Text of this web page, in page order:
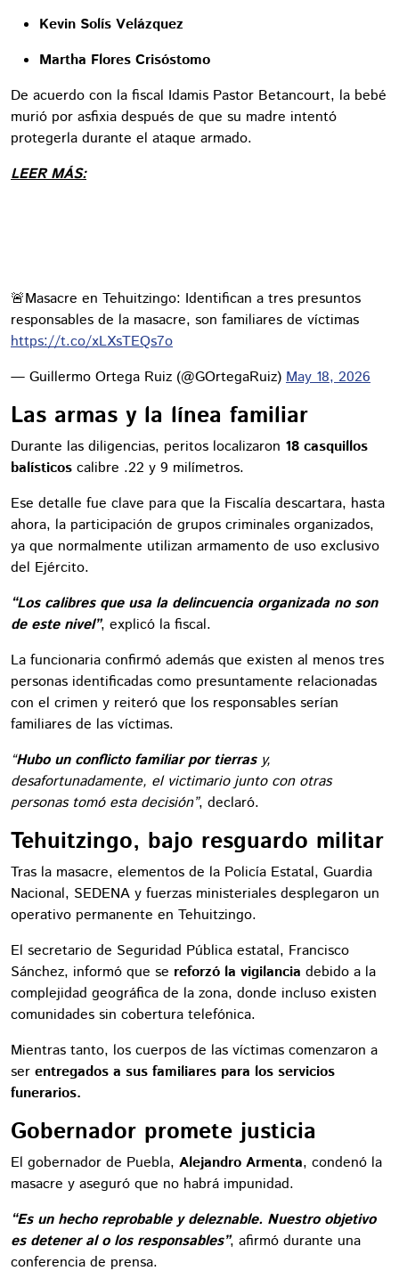
Kevin Solís Velázquez
Martha Flores Crisóstomo
De acuerdo con la fiscal Idamis Pastor Betancourt, la bebé
murió por asfixia después de que su madre intentó
protegerla durante el ataque armado.
LEER MÁS:
🚨Masacre en Tehuitzingo: Identifican a tres presuntos
responsables de la masacre, son familiares de víctimas
https://t.co/xLXsTEQs7o
— Guillermo Ortega Ruiz (@GOrtegaRuiz) May 18, 2026
Las armas y la línea familiar
Durante las diligencias, peritos localizaron 18 casquillos
balísticos calibre .22 y 9 milímetros.
Ese detalle fue clave para que la Fiscalía descartara, hasta
ahora, la participación de grupos criminales organizados,
ya que normalmente utilizan armamento de uso exclusivo
del Ejército.
“Los calibres que usa la delincuencia organizada no son
de este nivel”, explicó la fiscal.
La funcionaria confirmó además que existen al menos tres
personas identificadas como presuntamente relacionadas
con el crimen y reiteró que los responsables serían
familiares de las víctimas.
“Hubo un conflicto familiar por tierrasy,
desafortunadamente, el victimario junto con otras
personas tomó esta decisión”, declaró.
Tehuitzingo, bajo resguardo militar
Tras la masacre, elementos de la Policía Estatal, Guardia
Nacional, SEDENA y fuerzas ministeriales desplegaron un
operativo permanente en Tehuitzingo.
El secretario de Seguridad Pública estatal, Francisco
Sánchez, informó que se reforzó la vigilancia debido a la
complejidad geográfica de la zona, donde incluso existen
comunidades sin cobertura telefónica.
Mientras tanto, los cuerpos de las víctimas comenzaron a
ser entregados a sus familiares para los servicios
funerarios.
Gobernador promete justicia
El gobernador de Puebla, Alejandro Armenta, condenó la
masacre y aseguró que no habrá impunidad.
“Es un hecho reprobable y deleznable. Nuestro objetivo
es detener al o los responsables”, afirmó durante una
conferencia de prensa.